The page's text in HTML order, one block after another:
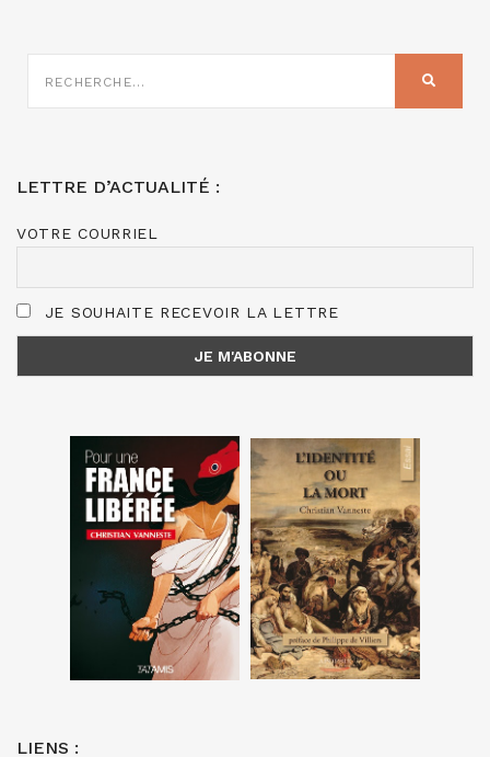
SUR
LETTRE D’ACTUALITÉ :
VOTRE COURRIEL
JE SOUHAITE RECEVOIR LA LETTRE
LIENS :